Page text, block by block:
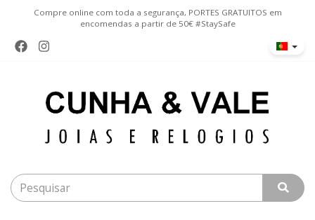
Compre online com toda a segurança, PORTES GRATUITOS em
encomendas a partir de 50€ #StaySafe